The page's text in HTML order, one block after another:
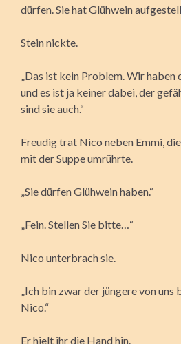
dürfen. Sie hat Glühwein
Stein nickte.
„Das ist kein Problem. Wir
und es ist ja keiner dabei, der
sind sie auch.“
Freudig trat Nico neben Emmi,
mit der Suppe umrührte.
„Sie dürfen Glühwein haben.“
„Fein. Stellen Sie bitte…“
Nico unterbrach sie.
„Ich bin zwar der jüngere von
Nico.“
Er hielt ihr die Hand hin.